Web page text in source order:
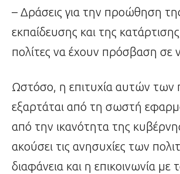
– Δράσεις για την προώθηση
εκπαίδευσης και της
πολίτες να έχουν πρόσβαση σε
Ωστόσο, η επιτυχία αυτών των
εξαρτάται από τη σωστή
από την ικανότητα της
ακούσει τις ανησυχίες των
διαφάνεια και η επικοινωνία με